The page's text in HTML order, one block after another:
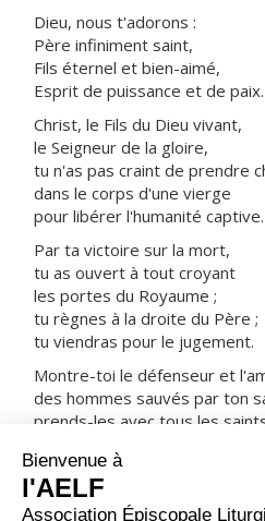
Dieu, nous t'adorons :
Père infiniment saint,
Fils éternel et bien-aimé,
Esprit de puissance et de paix.
Christ, le Fils du Dieu vivant,
le Seigneur de la gloire,
tu n'as pas craint de prendre
dans le corps d'une vierge
pour libérer l'humanité captive.
Par ta victoire sur la mort,
tu as ouvert à tout croyant
les portes du Royaume ;
tu règnes à la droite du Père ;
tu viendras pour le jugement.
Montre-toi le défenseur et
des hommes sauvés par ton
prends-les avec tous les
ORAISON
Que ta grâce, Seigneur notre